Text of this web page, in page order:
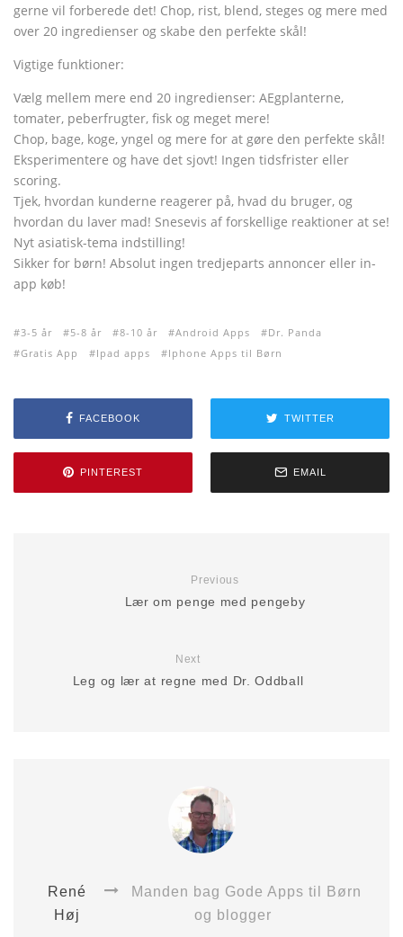
gerne vil forberede det! Chop, rist, blend, steges og mere med
over 20 ingredienser og skabe den perfekte skål!
Vigtige funktioner:
Vælg mellem mere end 20 ingredienser: AEgplanterne,
tomater, peberfrugter, fisk og meget mere!
Chop, bage, koge, yngel og mere for at gøre den perfekte skål!
Eksperimentere og have det sjovt! Ingen tidsfrister eller
scoring.
Tjek, hvordan kunderne reagerer på, hvad du bruger, og
hvordan du laver mad! Snesevis af forskellige reaktioner at se!
Nyt asiatisk-tema indstilling!
Sikker for børn! Absolut ingen tredjeparts annoncer eller in-
app køb!
3-5 år 5-8 år 8-10 år Android Apps
Dr. Panda
Gratis App
Ipad apps Iphone Apps til Børn
FACEBOOK TWITTER
PINTEREST EMAIL
Previous
Lær om penge med pengeby
Next
Leg og lær at regne med Dr. Oddball
René
Høj
Manden bag Gode Apps til Børn
og blogger